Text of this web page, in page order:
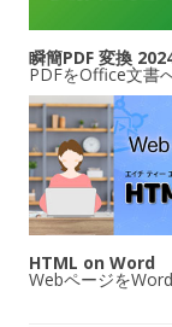
瞬簡PDF 変換
PDFをOffice文書
HTML on Word
Webページを